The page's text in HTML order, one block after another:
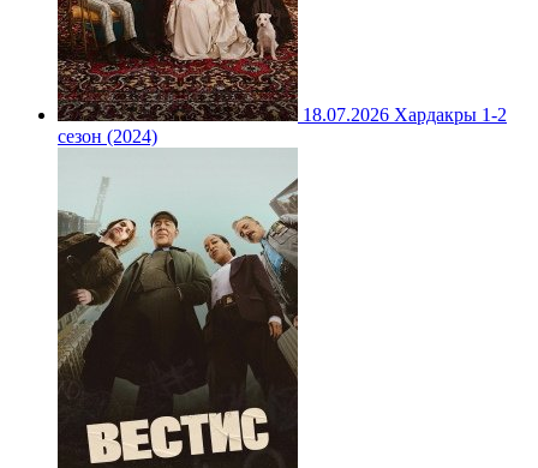
18.07.2026 Хардакры 1-2
сезон (2024)